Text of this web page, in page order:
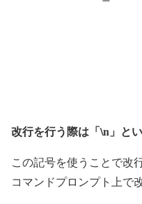
改行を行う際は「\n」と
この記号を使うことで改
コマンドプロンプト上で